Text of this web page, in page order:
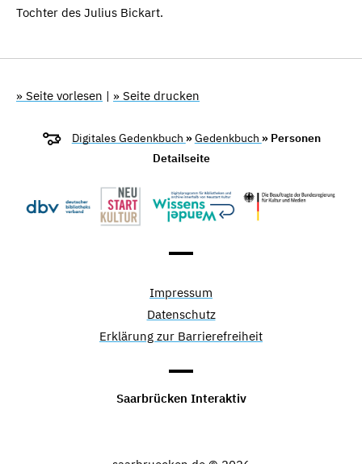
Tochter des Julius Bickart.
» Seite vorlesen | » Seite drucken
Digitales Gedenkbuch »Gedenkbuch » Personen
Detailseite
Impressum
Datenschutz
Erklärung zur Barrierefreiheit
Saarbrücken Interaktiv